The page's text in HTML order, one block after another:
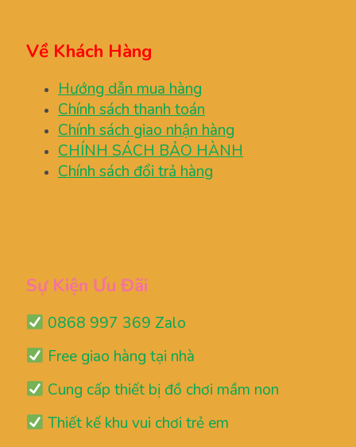
Về Khách Hàng
Hướng dẫn mua hàng
Chính sách thanh toán
Chính sách giao nhận hàng
CHÍNH SÁCH BẢO HÀNH
Chính sách đổi trả hàng
Sự Kiện Ưu Đãi
0868 997 369 Zalo
Free giao hàng tại nhà
Cung cấp thiết bị đồ chơi mầm non
Thiết kế khu vui chơi trẻ em